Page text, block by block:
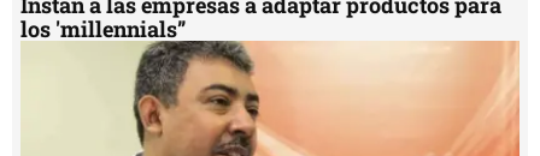
los 'millennials”